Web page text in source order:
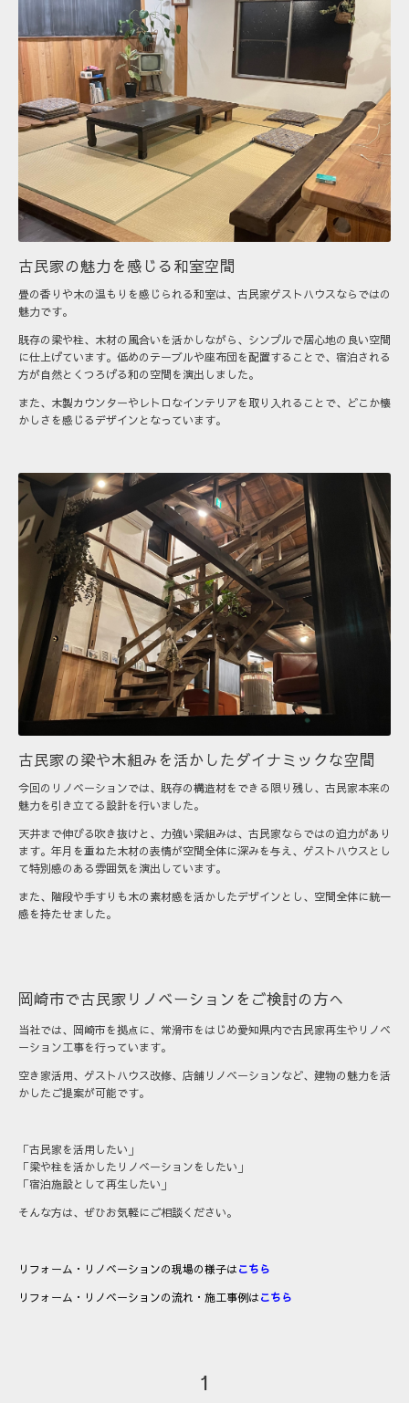
古民家の魅力を感じる和室空間
畳の香りや木の温もりを感じられる和室は、古民家ゲストハウスならではの
魅力です。
既存の梁や柱、木材の風合いを活かしながら、シンプルで居心地の良い空間
に仕上げています。低めのテーブルや座布団を配置することで、宿泊される
方が自然とくつろげる和の空間を演出しました。
また、木製カウンターやレトロなインテリアを取り入れることで、どこか懐
かしさを感じるデザインとなっています。
古民家の梁や木組みを活かしたダイナミックな空間
今回のリノベーションでは、既存の構造材をできる限り残し、古民家本来の
魅力を引き立てる設計を行いました。
天井まで伸びる吹き抜けと、力強い梁組みは、古民家ならではの迫力があり
ます。年月を重ねた木材の表情が空間全体に深みを与え、ゲストハウスとし
て特別感のある雰囲気を演出しています。
また、階段や手すりも木の素材感を活かしたデザインとし、空間全体に統一
感を持たせました。
岡崎市で古民家リノベーションをご検討の方へ
当社では、岡崎市を拠点に、常滑市をはじめ愛知県内で古民家再生やリノベ
ーション工事を行っています。
空き家活用、ゲストハウス改修、店舗リノベーションなど、建物の魅力を活
かしたご提案が可能です。
「古民家を活用したい」
「梁や柱を活かしたリノベーションをしたい」
「宿泊施設として再生したい」
そんな方は、ぜひお気軽にご相談ください。
リフォーム・リノベーションの現場の様子はこちら
リフォーム・リノベーションの流れ・施工事例はこちら
1